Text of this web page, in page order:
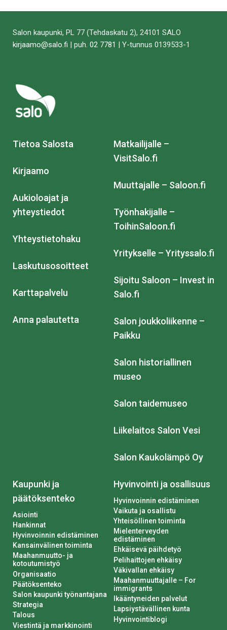
Salon kaupunki, PL 77 (Tehdaskatu 2), 24101 SALO
kirjaamo@salo.fi | puh. 02 7781 | Y-tunnus 0139533-1
Tietoa Salosta
Kirjaamo
Aukioloajat ja
yhteystiedot
Yhteystietohaku
Laskutusosoitteet
Karttapalvelu
Anna palautetta
Matkailijalle –
VisitSalo.fi
Muuttajalle – Saloon.fi
Työnhakijalle –
ToihinSaloon.fi
Yritykselle – Yrityssalo.fi
Sijoitu Saloon – Invest in
Salo.fi
Salon joukkoliikenne –
Paikku
Salon historiallinen
museo
Salon taidemuseo
Liikelaitos Salon Vesi
Salon Kaukolämpö Oy
Kaupunki ja
päätöksenteko
Asiointi
Hankinnat
Hyvinvoinnin edistäminen
Kansainvälinen toiminta
Maahanmuutto- ja
kotoutumistyö
Organisaatio
Päätöksenteko
Salon kaupunki työnantajana
Strategia
Talous
Viestintä ja markkinointi
Hyvinvointi ja osallisuus
Hyvinvoinnin edistäminen
Vaikuta ja osallistu
Yhteisöllinen toiminta
Mielenterveyden
edistäminen
Ehkäisevä päihdetyö
Pelihaittojen ehkäisy
Väkivallan ehkäisy
Maahanmuuttajalle – For
immigrants
Ikääntyneiden palvelut
Lapsiystävällinen kunta
Hyvinvointiblogi